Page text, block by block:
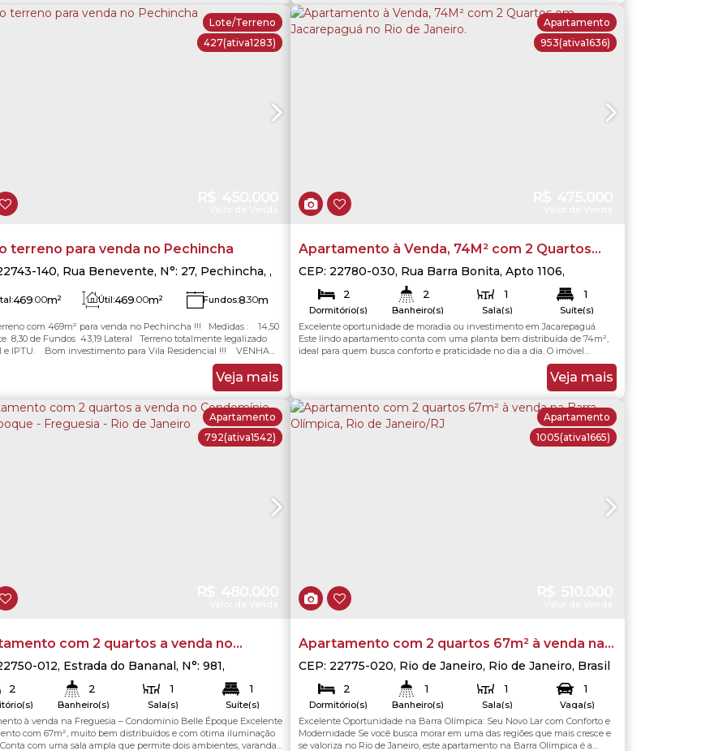
427(ativa1283)
Lote/Terreno
terreno para venda no Pechincha
140, Rua Benevente, N°: 27, Pechincha ,
469.00m² Útil:469.00m² Fundos:8.30m
14.50 m Lado Direito: 43.19m Lado Esquerdo:
43 .19m
com 469m² para venda no Pechincha !!! Medidas : 14,50
8,30 de Fundos 43,19 Lateral Terreno totalmente legalizado
e IPTU. Bom investimento para Vila Residencial !!! VENHA
Veja mais
953(ativa1636)
Apartamento
Apartamento à Venda, 74M² com 2 Quartos
em Jacarepaguá no Rio de Janeiro.
CEP: 22780-030, Rua Barra Bonita,Apto 1106,
Rio de Janeiro
2
Dormitório(s)
2
Banheiro(s)
1
Sala(s)
1
Suíte(s)
Total:74.00m²
1
Vaga(s)
Útil:74.00m²
Excelente oportunidade de moradia ou investimento em Jacarepaguá.
Este lindo apartamento conta com uma planta bem distribuída de 74m²,
ideal para quem busca conforto e praticidade no dia a dia. O imóvel
oferece três quartos arejados, perfeitos para acomodar toda a família ou
transformar um dos cômodos em um funcional escritório para home
Veja mais
792(ativa1542)
Apartamento
com 2 quartos a venda no
Belle Epoque - Freguesia - Rio de
012, Estrada do Bananal , N°: 981,
(Jacarepaguá)
,Brasil
2 2
Banheiro(s)
1
Sala(s)
1
Suíte(s)
1 Útil:67.00m²
à venda na Freguesia – Condomínio Belle Époque Excelente
com 67m², muito bem distribuídos e com ótima iluminação
com uma sala ampla que permite dois ambientes, varanda
1005(ativa1665)
Apartamento
Apartamento com 2 quartos 67m² à venda na
Barra Olímpica, Rio de Janeiro/RJ
CEP: 22775-020, Rio de Janeiro, Rio de Janeiro, Brasil
2
Dormitório(s)
1
Banheiro(s)
1
Sala(s)
Total:67.00m²
1
Vaga(s)
Útil:67.00m²
Excelente Oportunidade na Barra Olímpica: Seu Novo Lar com Conforto e
Modernidade Se você busca morar em uma das regiões que mais cresce e
se valoriza no Rio de Janeiro, este apartamento na Barra Olímpica é a